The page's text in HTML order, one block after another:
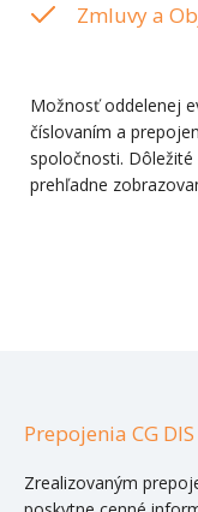
Zmluvy a
Možnosť oddelenej
číslovaním a
spoločnosti.
prehľadne
Prepojenia CG
Zrealizovaným